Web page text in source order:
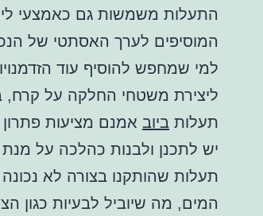
התעלות משמשות גם כאמצעי
המוסיפים לערך האסתטי של
למי שמחפש להוסיף עוד
ליצירת משטחי החלקה על קרח,
תעלות ביוב אמנם מציעות
יש לתכנן ולבנות כהלכה על
תעלות שהותקנו בצורה לא
המים, מה שיוביל לבעיות כגון